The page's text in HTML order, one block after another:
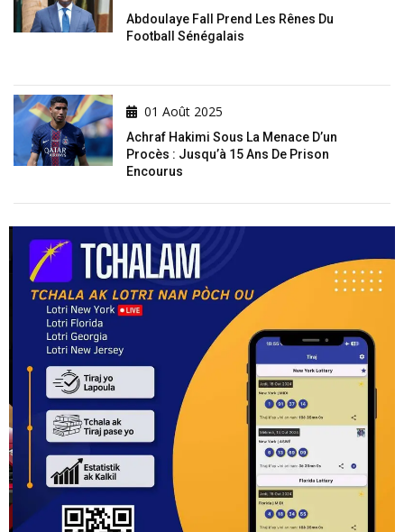
Abdoulaye Fall Prend Les Rênes Du
Football Sénégalais
01 Août 2025
Achraf Hakimi Sous La Menace D’un
Procès : Jusqu’à 15 Ans De Prison
Encourus